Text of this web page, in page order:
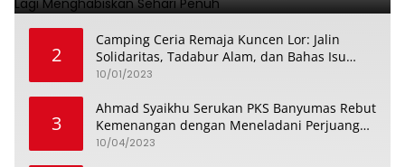
2
Camping Ceria Remaja Kuncen Lor: Jalin
Solidaritas, Tadabur Alam, dan Bahas Isu
Keremajaan
10/01/2023
3
Ahmad Syaikhu Serukan PKS Banyumas Rebut
Kemenangan dengan Meneladani Perjuangan
Soedirman
10/04/2023